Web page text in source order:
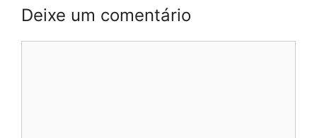
Deixe um comentário